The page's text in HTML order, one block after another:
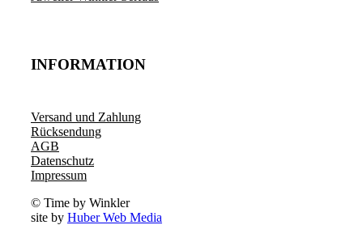
INFORMATION
Versand und Zahlung
Rücksendung
AGB
Datenschutz
Impressum
© Time by Winkler
site by Huber Web Media